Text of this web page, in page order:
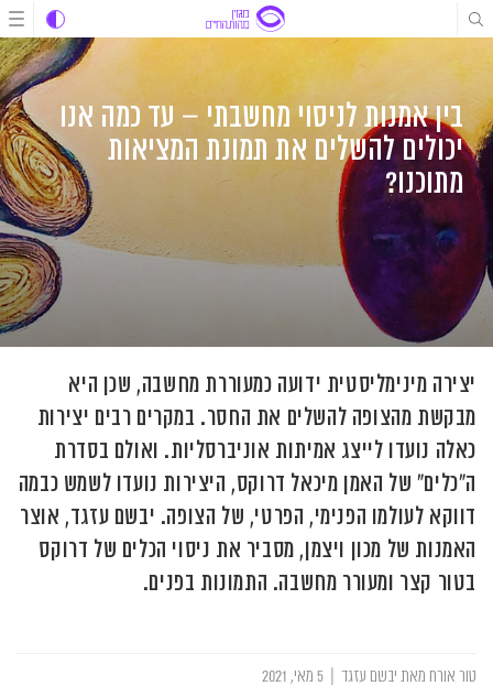
דלג
לתוכן
דלג
דלג
בין אמנות לניסוי מחשבתי – עד כמה אנו
יכולים להשלים את תמונת המציאות
מתוכנו?
יצירה מינימליסטית ידועה כמעוררת מחשבה, שכן היא
מבקשת מהצופה להשלים את החסר. במקרים רבים יצירות
כאלה נועדו לייצג אמיתות אוניברסליות. ואולם בסדרת
ה"כלים" של האמן מיכאל דרוקס, היצירות נועדו לשמש כבמה
דווקא לעולמו הפנימי, הפרטי, של הצופה. יבשם עזגד, אוצר
האמנות של מכון ויצמן, מסביר את ניסוי הכלים של דרוקס
בטור קצר ומעורר מחשבה. התמונות בפנים.
טור אורח מאת יבשם עזגד